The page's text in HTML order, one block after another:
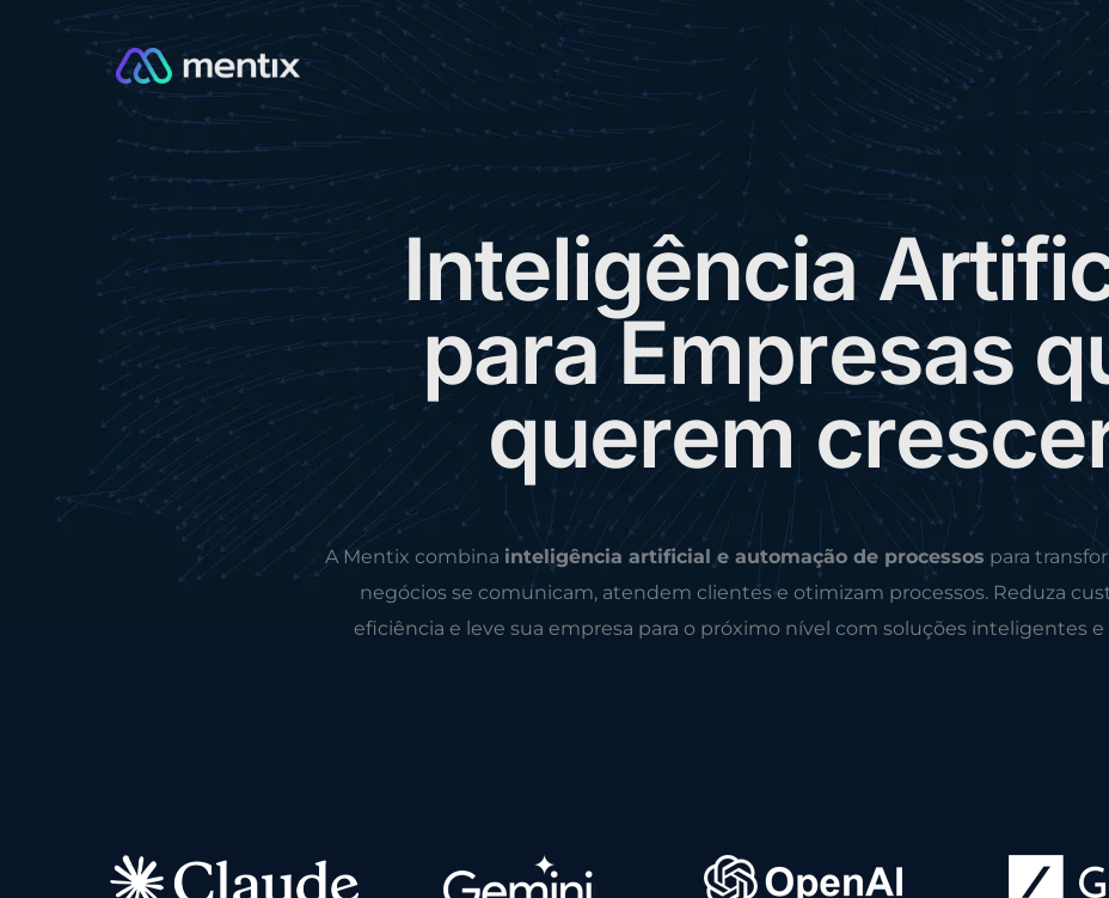
Inteligência Artifi
paraEmpresas q
querem cresce
A Mentix combina inteligência artificial e automação de processos para
negócios se comunicam, atendem clientes e otimizam processos. Reduza
eficiência e leve sua empresa para o próximo nível com soluções inteligentes e